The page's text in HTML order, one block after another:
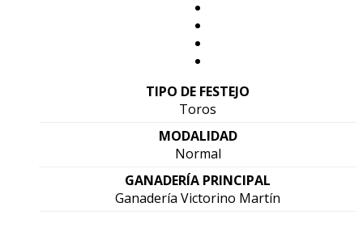
TIPO DE FESTEJO
Toros
MODALIDAD
Normal
GANADERÍA PRINCIPAL
Ganadería Victorino Martín